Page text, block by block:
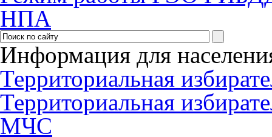
НПА
Информация для
Территориальная
Территориальная
МЧС